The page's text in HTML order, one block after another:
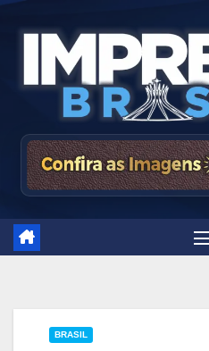
BRASIL